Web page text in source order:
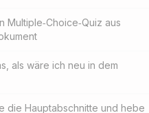
Multiple‑Choice‑Quiz aus
als wäre ich neu in dem
die Hauptabschnitte und hebe